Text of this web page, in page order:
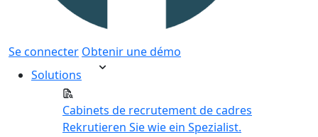
Se connecter Obtenir une démo
Solutions
Cabinets de recrutement de cadres
Rekrutieren Sie wie ein Spezialist.